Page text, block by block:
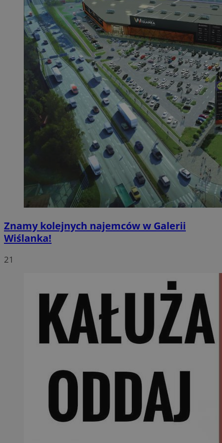
Znamy kolejnych najemców w Galerii
Wiślanka!
21